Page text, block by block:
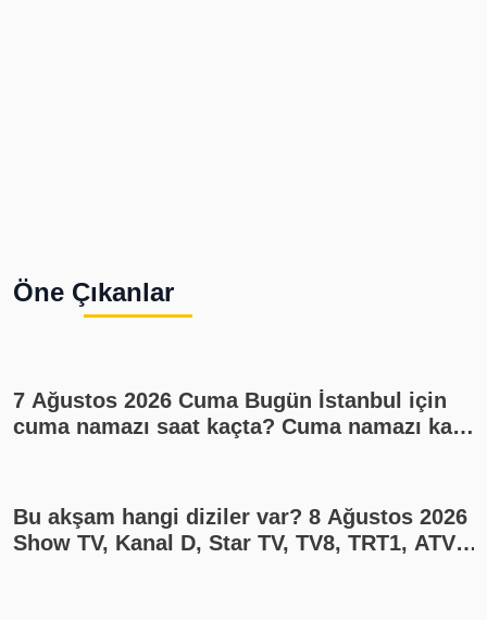
Öne Çıkanlar
7 Ağustos 2026 Cuma Bugün İstanbul için
cuma namazı saat kaçta? Cuma namazı kaç
Bu akşam hangi diziler var? 8 Ağustos 2026
Show TV, Kanal D, Star TV, TV8, TRT1, ATV